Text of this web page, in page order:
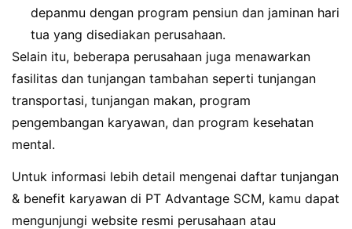
depanmu dengan program pensiun dan jaminan hari
tua yang disediakan perusahaan.
Selain itu, beberapa perusahaan juga menawarkan
fasilitas dan tunjangan tambahan seperti tunjangan
transportasi, tunjangan makan, program
pengembangan karyawan, dan program kesehatan
mental.
Untuk informasi lebih detail mengenai daftar tunjangan
& benefit karyawan di PT Advantage SCM, kamu dapat
mengunjungi website resmi perusahaan atau